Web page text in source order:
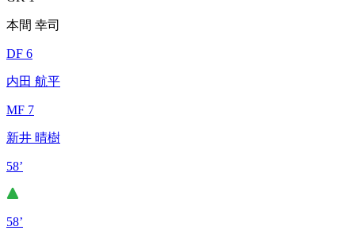
本間 幸司
DF 6
内田 航平
MF 7
新井 晴樹
58’
58’